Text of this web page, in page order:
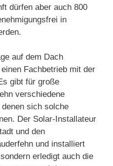
dürfen aber auch 800
in
auf dem Dach
Fachbetrieb mit der
gibt für große
verschiedene
sich solche
Der Solar-Installateur
und den
und installiert
erledigt auch die